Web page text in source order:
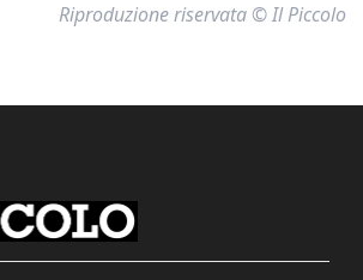
Riproduzione riservata © Il Piccolo